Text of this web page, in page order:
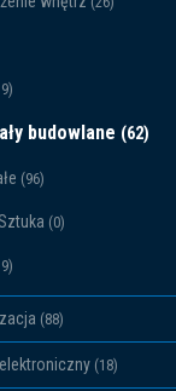
budowlane (62)
(96)
(0)
(88)
(18)